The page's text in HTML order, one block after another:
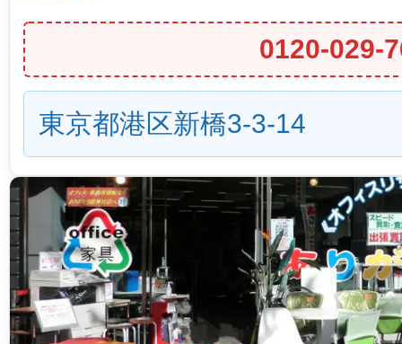
0120-029-
東京都港区新橋3-3-14